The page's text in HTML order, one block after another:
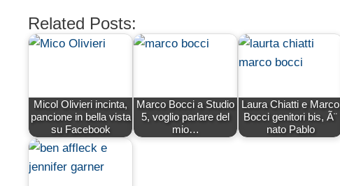
Related Posts:
Micol Olivieri incinta,
pancione in bella vista
su Facebook
Marco Bocci a Studio
5, voglio parlare del
mio…
Laura Chiatti e Marco
Bocci genitori bis, Ã¨
nato Pablo